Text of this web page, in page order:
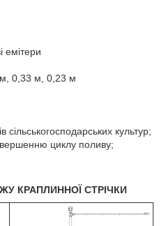
емітери
м, 0,33 м, 0,23 м
сільськогосподарських культур;
циклу поливу;
КРАПЛИННОЇ СТРІЧКИ